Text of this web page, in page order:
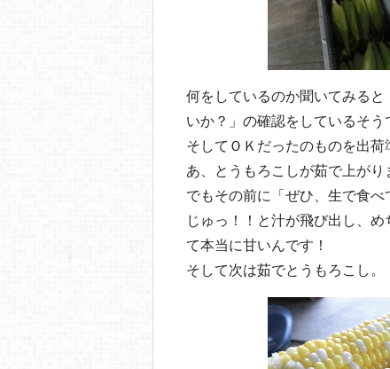
何をしているのか聞いてみる
いか？」の確認をしているそう
そしてＯＫだったのものを出荷
あ、とうもろこしが茹で上がり
でもその前に「ぜひ、生で食べ
じゅっ！！と汁が飛び出し、
て本当に甘いんです！
そして次は茹でとうもろこし。